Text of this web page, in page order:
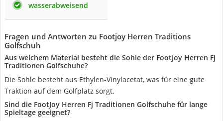
wasserabweisend
Fragen und Antworten zu Footjoy Herren Traditions
Golfschuh
Aus welchem Material besteht die Sohle der FootJoy Herren Fj
Traditionen Golfschuhe?
Die Sohle besteht aus Ethylen-Vinylacetat, was für eine gute
Traktion auf dem Golfplatz sorgt.
Sind die FootJoy Herren Fj Traditionen Golfschuhe für lange
Spieltage geeignet?